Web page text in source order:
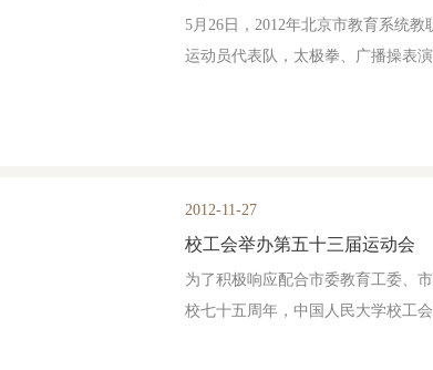
5月26日，2012年北京市教育系统
运动员代表队，太极拳、广播操表
2012-11-27
校工会举办第五十三届运动会
为了积极响应配合市委教育工委、
校七十五周年，中国人民大学校工